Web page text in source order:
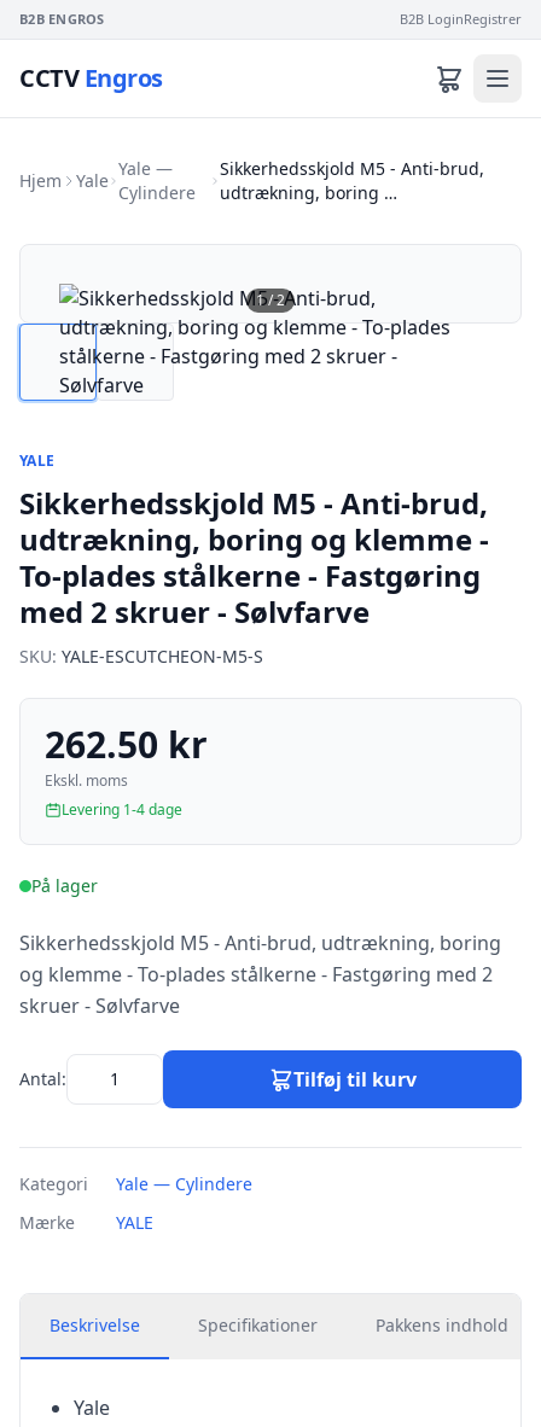
B2B ENGROS B2B LoginRegistrer
CCTVEngros
Hjem Yale
Yale —
Cylindere
Sikkerhedsskjold M5 - Anti-brud,
udtrækning, boring …
1/2
YALE
Sikkerhedsskjold M5 - Anti-brud,
udtrækning, boring og klemme -
To-plades stålkerne - Fastgøring
med 2 skruer - Sølvfarve
SKU: YALE-ESCUTCHEON-M5-S
262.50 kr
Ekskl. moms
Levering 1-4 dage
På lager
Sikkerhedsskjold M5 - Anti-brud, udtrækning, boring
og klemme - To-plades stålkerne - Fastgøring med 2
skruer - Sølvfarve
Antal: Tilføj til kurv
Kategori
Yale — Cylindere
Mærke
YALE
Beskrivelse Specifikationer Pakkens indhold
Yale